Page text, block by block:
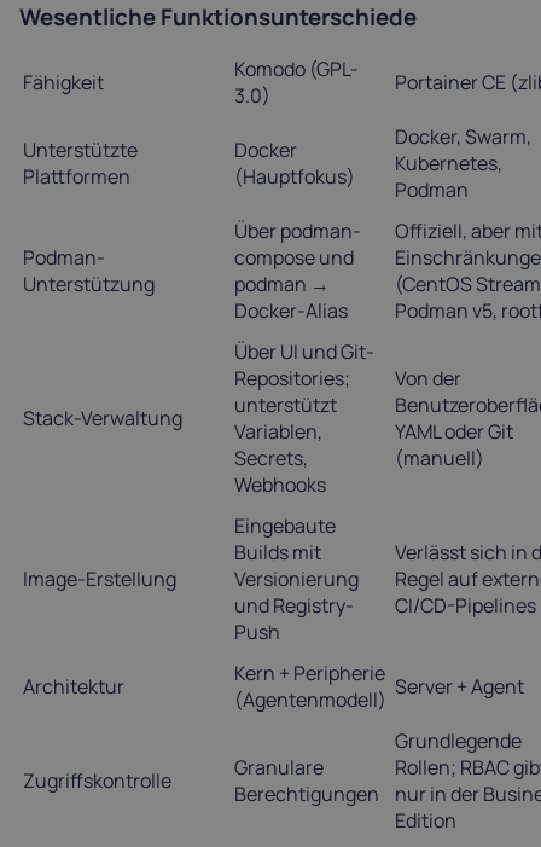
Wesentliche Funktionsunterschiede
Fähigkeit
Komodo (GPL-
3.0)
Portainer CE
Unterstützte
Plattformen
Docker
(Hauptfokus)
Docker, Swarm,
Kubernetes,
Podman
Podman-
Unterstützung
Über podman-
compose und
podman →
Docker-Alias
Offiziell, aber
(CentOS
Podman v5,
Stack-Verwaltung
Über UI und Git-
Repositories;
unterstützt
Variablen,
Secrets,
Webhooks
Von der
YAML oder Git
(manuell)
Image-Erstellung
Eingebaute
Builds mit
Versionierung
und Registry-
Push
Verlässt sich in
Regel auf
CI/CD-Pipelines
Architektur
Kern + Peripherie
(Agentenmodell) Server + Agent
Zugriffskontrolle
Granulare
Berechtigungen
Grundlegende
Rollen; RBAC
nur in der
Edition